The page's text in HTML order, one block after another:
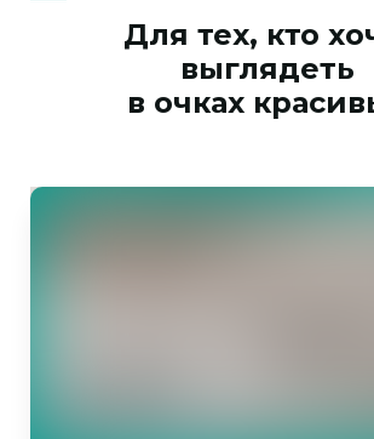
Для тех, кто
выглядеть
в очках